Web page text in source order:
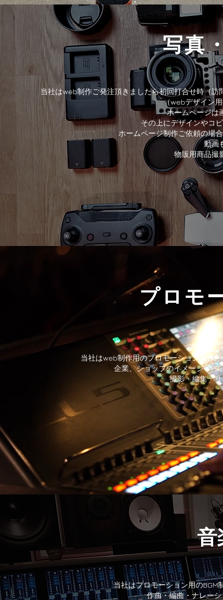
写真
当社はweb制作ご発注頂きましたら初回打合せ時（
（webデザイン
ホームページは
その上にデザインやコ
ホームページ制作ご依頼の場
動画
物販用商品撮
プロモ
当社はweb制作用のプロモーション制作
企業、ショップのイメージや
撮影・編集・
音
当社はプロモーション用のBGM
作曲・編曲・ナレー